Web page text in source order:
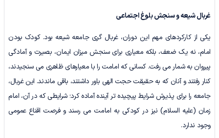
غربال شیعه و سنجش بلوغ اجتماعی
یکی از کارکردهای مهم این دوران، غربال گری جامعه شیعه بود. کودک بودن
امام، نه یک ضعف، بلکه معیاری برای سنجش میزان ایمان، بصیرت و آمادگی
پیروان به شمار می رفت. کسانی که امامت را با معیارهای ظاهری می سنجیدند،
کنار رفتند و آنان که به حقیقت حجت الهی باور داشتند، باقی ماندند. این غربال،
جامعه را برای پذیرش شرایط پیچیده تر آینده آماده کرد؛ شرایطی که در آن، امام
زمان (علیه السلام) نیز در کودکی به امامت می رسند و فرصت اقناع عمومی
وجود ندارد.